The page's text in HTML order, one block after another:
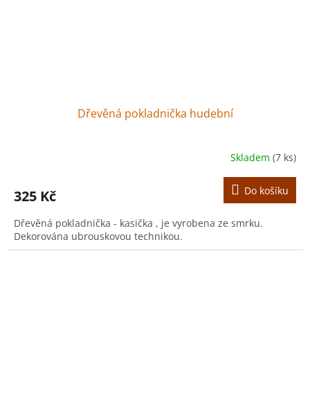
Dřevěná pokladnička hudební
Skladem (7 ks)
325 Kč Do košíku
Dřevěná pokladnička - kasička , je vyrobena ze smrku.
Dekorována ubrouskovou technikou.